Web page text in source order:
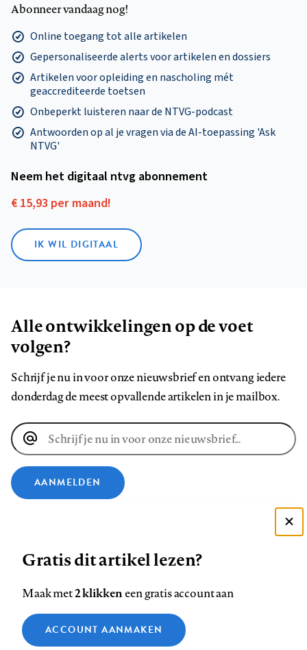
Abonneer vandaag nog!
Online toegang tot alle artikelen
Gepersonaliseerde alerts voor artikelen en dossiers
Artikelen voor opleiding en nascholing mét
geaccrediteerde toetsen
Onbeperkt luisteren naar de NTVG-podcast
Antwoorden op al je vragen via de AI-toepassing 'Ask
NTVG'
Neem het digitaal ntvg abonnement
€ 15,93 per maand!
IK WIL DIGITAAL
Alle ontwikkelingen op de voet
volgen?
Schrijf je nu in voor onze nieuwsbrief en ontvang iedere
donderdag de meest opvallende artikelen in je mailbox.
E-
mailadres
AANMELDEN
ons
op
Facebook
ons
op
LinkedIn
ons
op
Bluesky
ons
op
Instagram
ons
op
YouTube
ons
Footer
Contact Colofon Disclaimer Privacy
Medische vragen verdienen
Zie onze cookie policy
Analytische cookies
Gratis dit artikel lezen?
Maak met2 klikkeneen gratis account aan
ACCOUNT AANMAKEN